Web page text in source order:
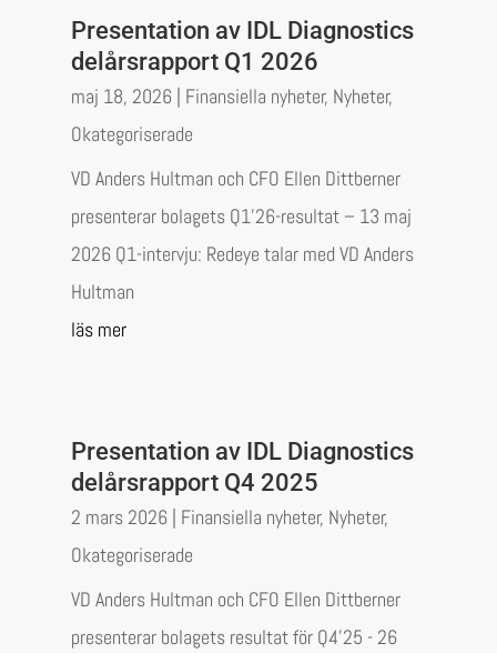
Presentation av IDL Diagnostics
delårsrapport Q1 2026
maj 18, 2026| Finansiella nyheter, Nyheter,
Okategoriserade
VD Anders Hultman och CFO Ellen Dittberner
presenterar bolagets Q1’26-resultat – 13 maj
2026 Q1-intervju: Redeye talar med VD Anders
Hultman
läs mer
Presentation av IDL Diagnostics
delårsrapport Q4 2025
2 mars 2026| Finansiella nyheter, Nyheter,
Okategoriserade
VD Anders Hultman och CFO Ellen Dittberner
presenterar bolagets resultat för Q4’25 - 26